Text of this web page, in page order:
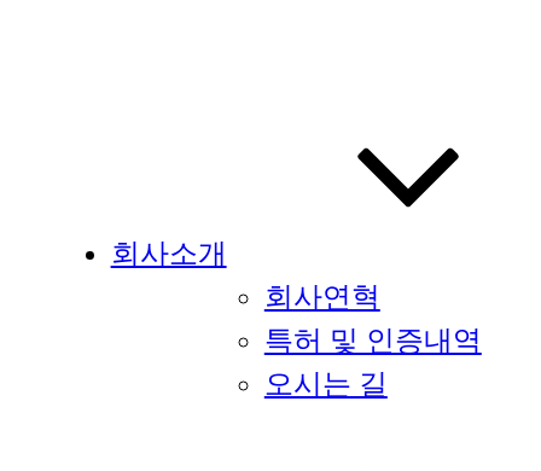
회사소개
회사연혁
특허 및 인증내역
오시는 길